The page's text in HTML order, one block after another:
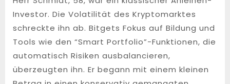
Investor. Die Volatilität des Kryptomarktes
schreckte ihn ab. Bitgets Fokus auf Bildung und
Tools wie den “Smart Portfolio”-Funktionen, die
automatisch Risiken ausbalancieren,
überzeugten ihn. Er begann mit einem kleinen